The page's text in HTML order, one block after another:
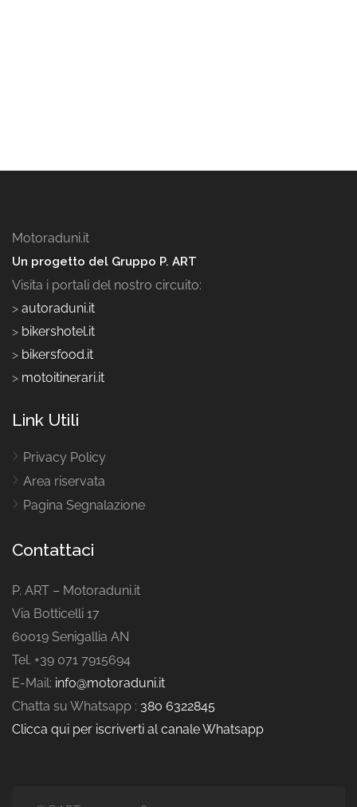
Motoraduni.it
Un progetto del Gruppo P. ART
Visita i portali del nostro circuito:
> autoraduni.it
> bikershotel.it
> bikersfood.it
> motoitinerari.it
Link Utili
Privacy Policy
Area riservata
Pagina Segnalazione
Contattaci
P. ART – Motoraduni.it
Via Botticelli 17
60019 Senigallia AN
Tel. +39 071 7915694
E-Mail: info@motoraduni.it
Chatta su Whatsapp : 380 6322845
Clicca qui per iscriverti al canale Whatsapp